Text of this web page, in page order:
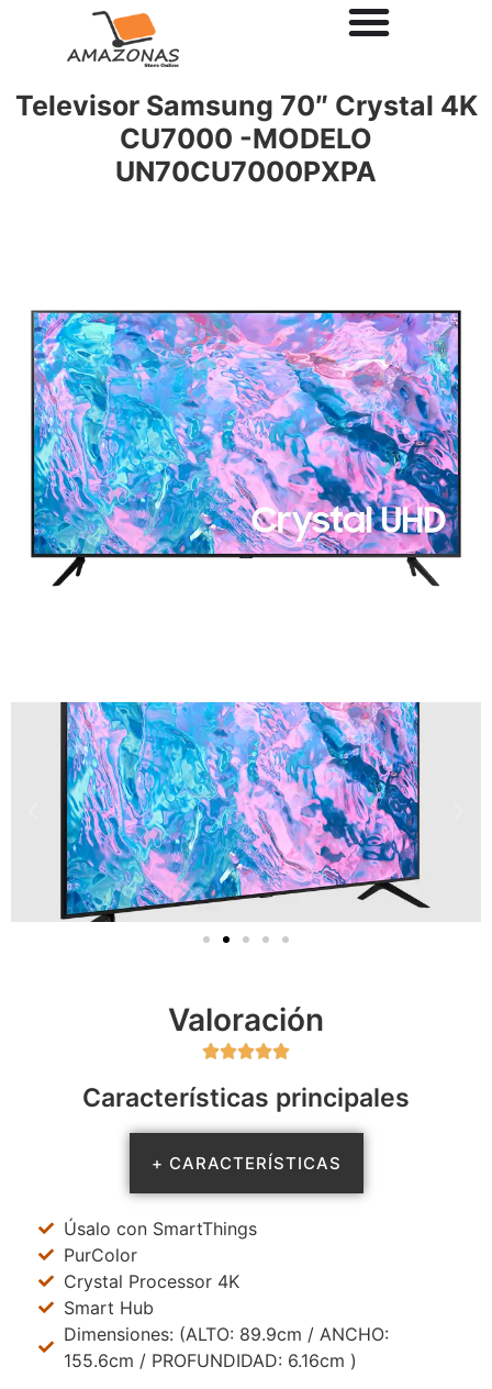
Televisor Samsung 70″ Crystal 4K
CU7000 -MODELO
UN70CU7000PXPA
Valoración

Características principales
+ CARACTERÍSTICAS
Úsalo con SmartThings
PurColor
Crystal Processor 4K
Smart Hub
Dimensiones: (ALTO: 89.9cm / ANCHO:
155.6cm / PROFUNDIDAD: 6.16cm )